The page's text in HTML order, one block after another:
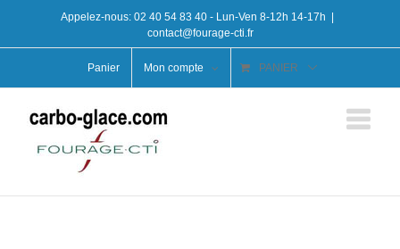
contenu
Appelez-nous: 02 40 54 83 40 - Lun-Ven 8-12h 14-17h
contact@fourage-cti.fr
Panier Mon compte PANIER